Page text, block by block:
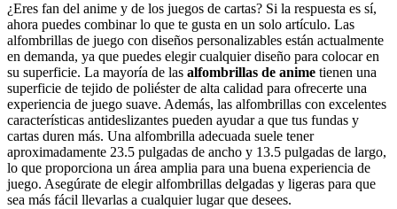
¿Eres fan del anime y de los juegos de cartas? Si la respuesta es sí,
ahora puedes combinar lo que te gusta en un solo artículo. Las
alfombrillas de juego con diseños personalizables están actualmente
en demanda, ya que puedes elegir cualquier diseño para colocar en
su superficie. La mayoría de las alfombrillas de anime tienen una
superficie de tejido de poliéster de alta calidad para ofrecerte una
experiencia de juego suave. Además, las alfombrillas con excelentes
características antideslizantes pueden ayudar a que tus fundas y
cartas duren más. Una alfombrilla adecuada suele tener
aproximadamente 23.5 pulgadas de ancho y 13.5 pulgadas de largo,
lo que proporciona un área amplia para una buena experiencia de
juego. Asegúrate de elegir alfombrillas delgadas y ligeras para que
sea más fácil llevarlas a cualquier lugar que desees.